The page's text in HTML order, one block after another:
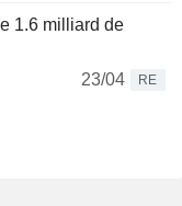
1.6 milliard de
23/04
RE